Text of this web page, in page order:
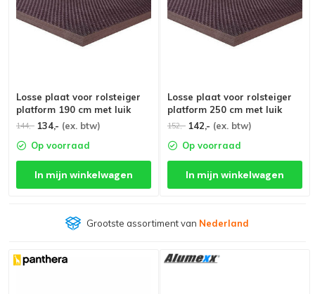
Losse plaat voor rolsteiger
platform 190 cm met luik
144,- 134,- (ex. btw)
Op voorraad
In mijn winkelwagen
Losse plaat voor rolsteiger
platform 250 cm met luik
152,- 142,- (ex. btw)
Op voorraad
In mijn winkelwagen
Grootste assortiment van Nederland